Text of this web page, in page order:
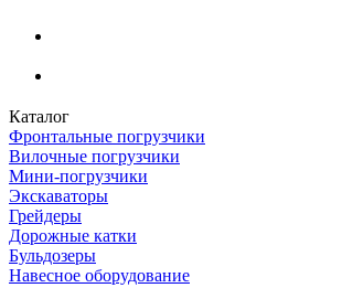
Каталог
Фронтальные погрузчики
Вилочные погрузчики
Мини-погрузчики
Экскаваторы
Грейдеры
Дорожные катки
Бульдозеры
Навесное оборудование